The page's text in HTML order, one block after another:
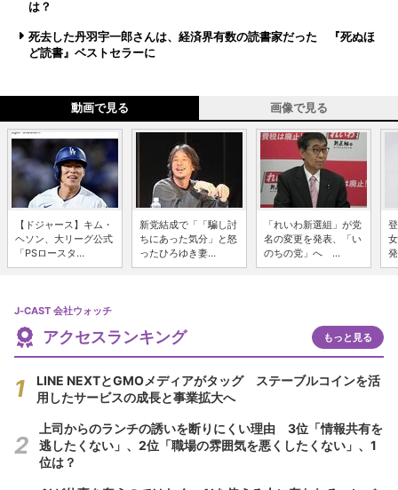
は？
死去した丹羽宇一郎さんは、経済界有数の読書家だった 『死ぬほ
ど読書』ベストセラーに
動画で見る 画像で見る
【ドジャース】キム・
ヘソン、大リーグ公式
「PSロースタ...
新党結成で「「騙し討
ちにあった気分」と怒
ったひろゆき妻...
「れいわ新選組」が党
名の変更を発表、「い
のちの党」へ ...
J-CAST 会社ウォッチ
アクセスランキング もっと見る
LINE NEXTとGMOメディアがタッグ ステーブルコインを活
用したサービスの成長と事業拡大へ
上司からのランチの誘いを断りにくい理由 3位「情報共有を
逃したくない」、2位「職場の雰囲気を悪くしたくない」、1
位は？